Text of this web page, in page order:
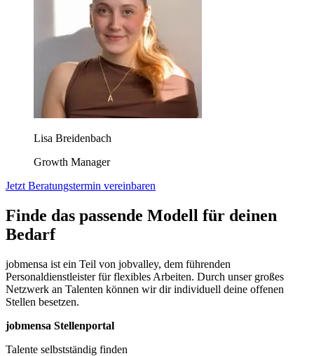
Lisa Breidenbach
Growth Manager
Jetzt Beratungstermin vereinbaren
Finde das passende Modell für deinen
Bedarf
jobmensa ist ein Teil von jobvalley, dem führenden
Personaldienstleister für flexibles Arbeiten. Durch unser großes
Netzwerk an Talenten können wir dir individuell deine offenen
Stellen besetzen.
jobmensa Stellenportal
Talente selbstständig finden